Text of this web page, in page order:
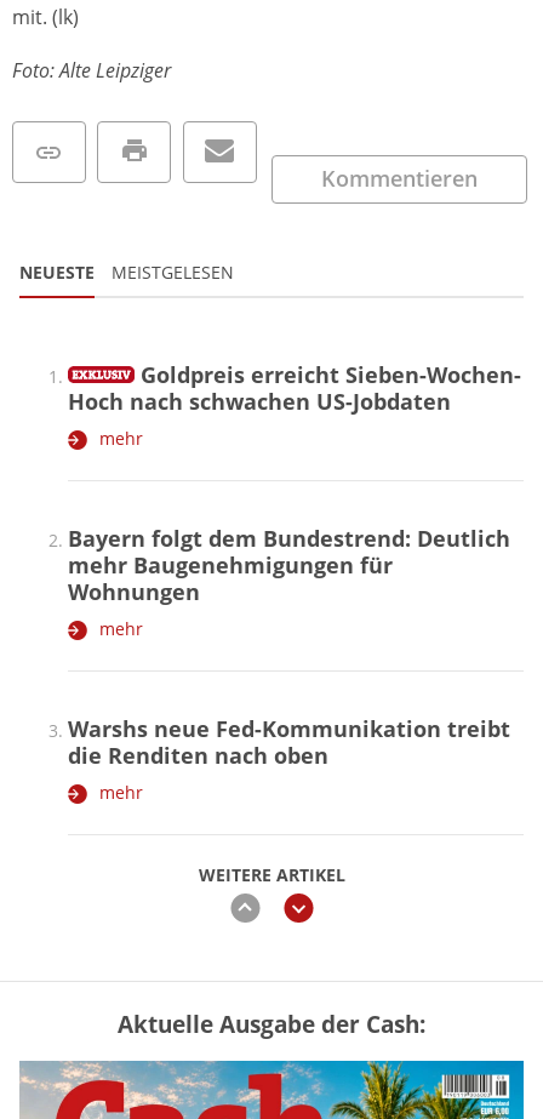
mit. (lk)
Foto: Alte Leipziger
Kommentieren
NEUESTE MEISTGELESEN
WEITERE ARTIKEL
zurückweiter
Goldpreis erreicht Sieben-Wochen-
Hoch nach schwachen US-Jobdaten
mehr
Bayern folgt dem Bundestrend: Deutlich
mehr Baugenehmigungen für
Wohnungen
mehr
Warshs neue Fed-Kommunikation treibt
die Renditen nach oben
mehr
Vermieter-Zutritt: Wann Mieter
die Wohnung öffnen müssen
mehr
Aktuelle Ausgabe der Cash: